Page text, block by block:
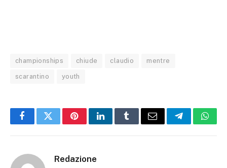
championships chiude claudio mentre
scarantino youth
FacebookTwitterPinterestLinkedInTumblrEmail Telegram
Redazione